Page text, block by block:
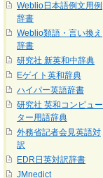
Weblio日本語例文用例
辞書
Weblio類語・言い換え
辞書
研究社 新英和中辞典
Eゲイト英和辞典
ハイパー英語辞書
研究社 英和コンピュー
ター用語辞典
外務省記者会見英語対
訳
EDR日英対訳辞書
JMnedict